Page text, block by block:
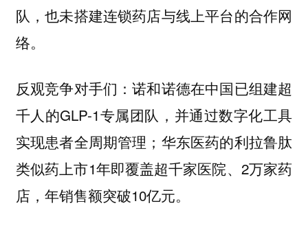
队，也未搭建连锁药店与线上平台的合作网
络。
反观竞争对手们：诺和诺德在中国已组建超
千人的GLP-1专属团队，并通过数字化工具
实现患者全周期管理；华东医药的利拉鲁肽
类似药上市1年即覆盖超千家医院、2万家药
店，年销售额突破10亿元。